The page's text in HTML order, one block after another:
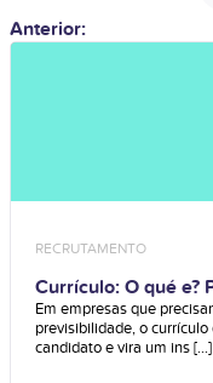
Anterior:
RECRUTAMENTO
Currículo: O qué e?
Em empresas que
previsibilidade, o
candidato e vira um ins [...]